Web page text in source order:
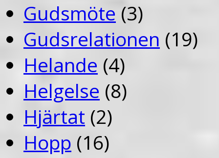
Gudsmöte (3)
Gudsrelationen (19)
Helande (4)
Helgelse (8)
Hjärtat (2)
Hopp (16)